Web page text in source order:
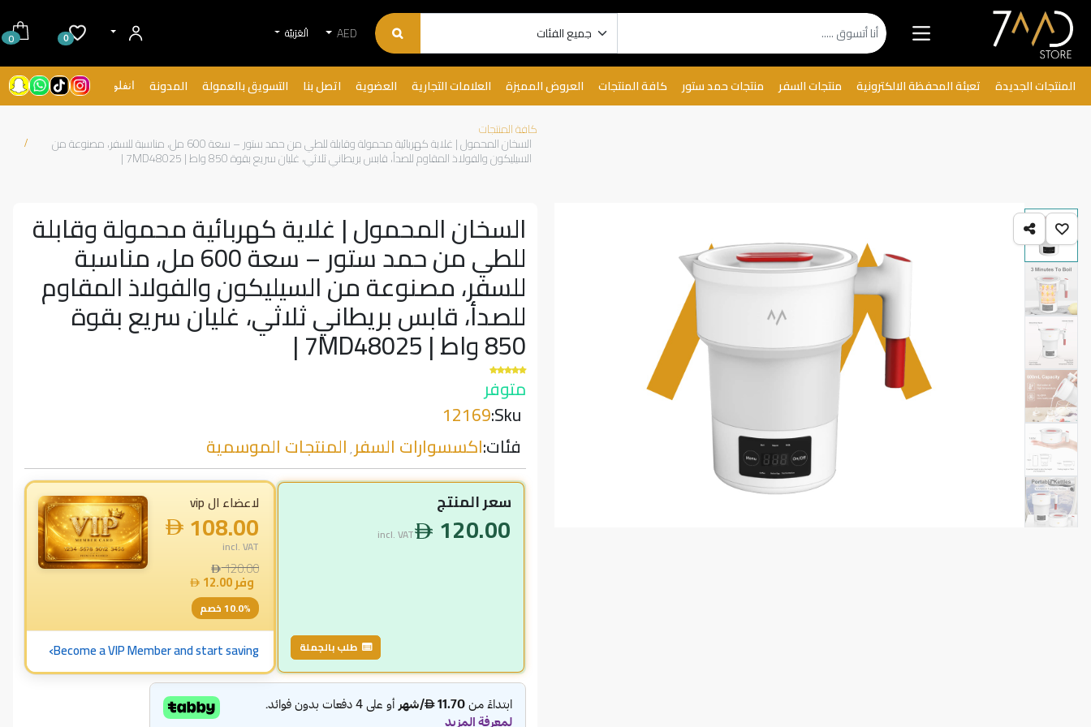
AED الْعَرَبيّة 0
0
المنتجات الجديدة تعبئة المحفظة الالكترونية منتجات السفر منتجات حمد ستور كافة المنتجات العروض المميزة العلامات التجارية العضوية اتصل بنا التسويق بالعمولة المدونة انفلونسرز
كافة المنتجات
السخان المحمول | غلاية كهربائية محمولة وقابلة للطي من حمد ستور – سعة 600 مل، مناسبة للسفر، مصنوعة من
السيليكون والفولاذ المقاوم للصدأ، قابس بريطاني ثلاثي، غليان سريع بقوة 850 واط | 7MD48025 |
السخان المحمول | غلاية كهربائية محمولة وقابلة
للطي من حمد ستور – سعة 600 مل، مناسبة
للسفر، مصنوعة من السيليكون والفولاذ المقاوم
للصدأ، قابس بريطاني ثلاثي، غليان سريع بقوة
850 واط | 7MD48025 |
متوفر
Sku:
12169
فئات:اكسسوارات السفر,المنتجات الموسمية
سعر المنتج
120.00
incl. VAT
طلب بالجملة
لاعضاء ال vip
108.00
incl. VAT
120.00
وفر12.00
10.0% خصم
Become a VIP Member and start saving
›